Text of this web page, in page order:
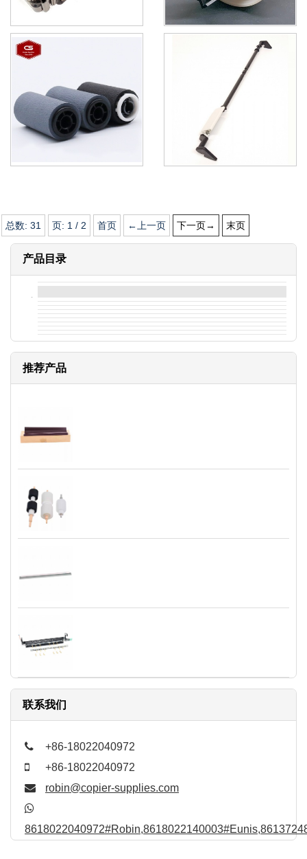
总数: 31 页: 1 / 2 首页 ←上一页 下一页→ 末页
产品目录
推荐产品
联系我们
+86-18022040972
+86-18022040972
robin@copier-supplies.com